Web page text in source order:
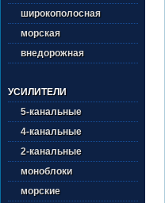
широкополосная
морская
внедорожная
УСИЛИТЕЛИ
5-канальные
4-канальные
2-канальные
моноблоки
морские